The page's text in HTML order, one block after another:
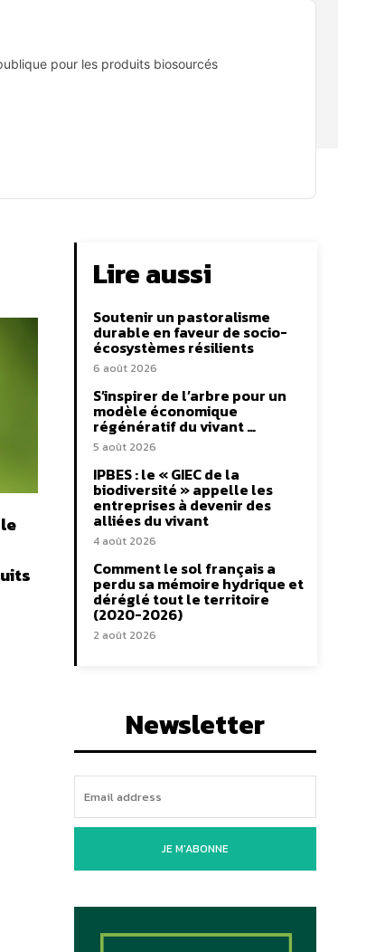
pour les produits biosourcés
Lire aussi
Soutenir un pastoralisme
durable en faveur de socio-
écosystèmes résilients
6 août 2026
S’inspirer de l’arbre pour un
modèle économique
régénératif du vivant …
5 août 2026
IPBES : le « GIEC de la
biodiversité » appelle les
entreprises à devenir des
alliées du vivant
4 août 2026
Comment le sol français a
perdu sa mémoire hydrique et
déréglé tout le territoire
(2020-2026)
2 août 2026
Newsletter
JE M'ABONNE